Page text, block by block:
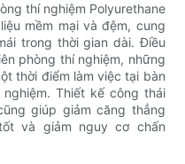
thí nghiệm Polyurethane
mềm mại và đệm, cung
trong thời gian dài. Điều
phòng thí nghiệm, những
thời điểm làm việc tại bàn
Thiết kế công thái
giúp giảm căng thẳng
và giảm nguy cơ chấn